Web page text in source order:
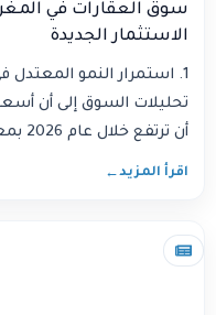
الاستثمار الجديدة
تحليلات السوق إلى أن
أن ترتفع خلال عام 2026 بمعدل يتراوح بي...
اقرأ المزيد←